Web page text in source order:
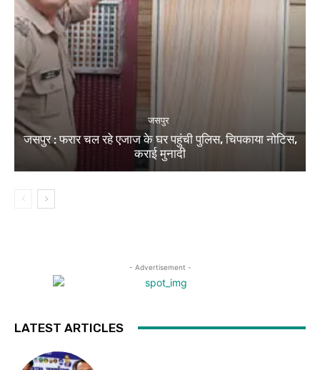
जसपुर
जसपुर : फरार चल रहे एजाज के घर पहुंची पुलिस, चिपकाया नोटिस,
कराई मुनादी
- Advertisement -
LATEST ARTICLES